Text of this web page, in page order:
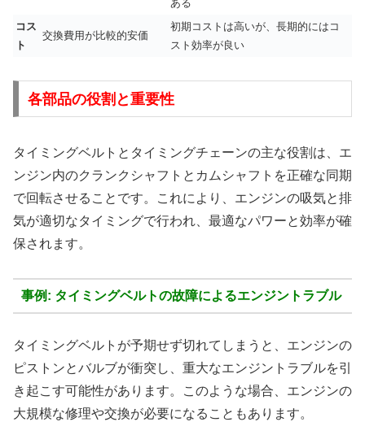
ある
コス
ト
交換費用が比較的安価
初期コストは高いが、長期的にはコ
スト効率が良い
各部品の役割と重要性
タイミングベルトとタイミングチェーンの主な役割は、エ
ンジン内のクランクシャフトとカムシャフトを正確な同期
で回転させることです。これにより、エンジンの吸気と排
気が適切なタイミングで行われ、最適なパワーと効率が確
保されます。
事例: タイミングベルトの故障によるエンジントラブル
タイミングベルトが予期せず切れてしまうと、エンジンの
ピストンとバルブが衝突し、重大なエンジントラブルを引
き起こす可能性があります。このような場合、エンジンの
大規模な修理や交換が必要になることもあります。